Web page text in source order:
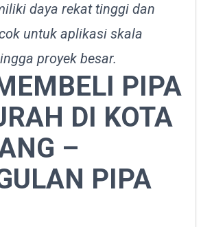
daya rekat tinggi dan
untuk aplikasi skala
proyek besar.
PIPA
DI KOTA
–
PIPA